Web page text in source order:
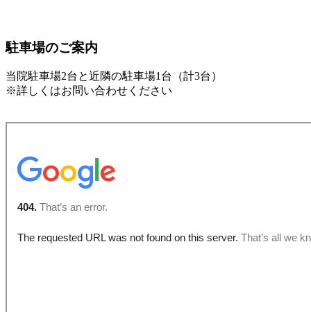
駐車場のご案内
当院駐車場2台と近隣の駐車場1台（計3台）
※詳しくはお問い合わせください